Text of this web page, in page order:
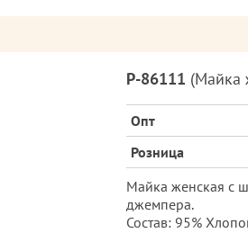
Описание
и
цена
P-86111 (Майка
Опт
Розница
Майка женская с
джемпера.
Состав: 95%